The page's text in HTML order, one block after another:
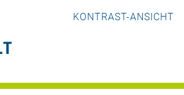
KONTRAST-ANSICHT